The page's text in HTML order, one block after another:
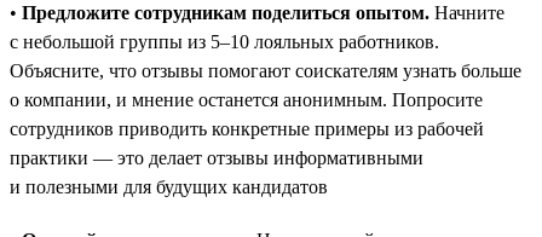
• Предложите сотрудникам поделиться опытом. Начните
с небольшой группы из 5–10 лояльных работников.
Объясните, что отзывы помогают соискателям узнать больше
о компании, и мнение останется анонимным. Попросите
сотрудников приводить конкретные примеры из рабочей
практики — это делает отзывы информативными
и полезными для будущих кандидатов